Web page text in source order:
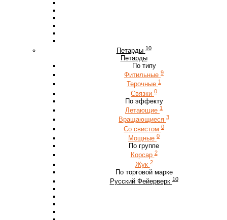
Петарды 10
Петарды
По типу
Фитильные 9
Терочные 1
Связки 0
По эффекту
Летающие 1
Вращающиеся 3
Со свистом 0
Мощные 0
По группе
Корсар 2
Жук 2
По торговой марке
Русский Фейерверк 10